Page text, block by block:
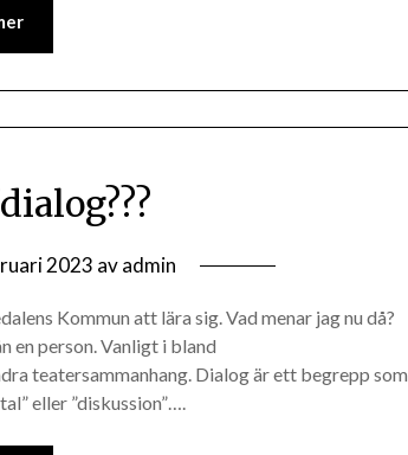
2023 avadmin
Kommun att lära sig. Vad menar jag nu då?
en person. Vanligt i bland
teatersammanhang. Dialog är ett begrepp som
eller ”diskussion”….